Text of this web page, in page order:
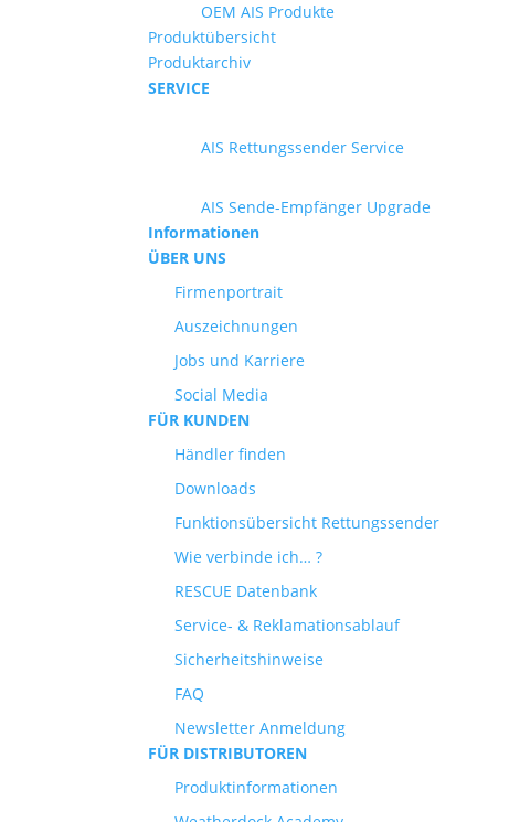
OEM AIS Produkte
Produktübersicht
Produktarchiv
SERVICE
AIS Rettungssender Service
AIS Sende-Empfänger Upgrade
Informationen
ÜBER UNS
Firmenportrait
Auszeichnungen
Jobs und Karriere
Social Media
FÜR KUNDEN
Händler finden
Downloads
Funktionsübersicht Rettungssender
Wie verbinde ich… ?
RESCUE Datenbank
Service- & Reklamationsablauf
Sicherheitshinweise
FAQ
Newsletter Anmeldung
FÜR DISTRIBUTOREN
Produktinformationen